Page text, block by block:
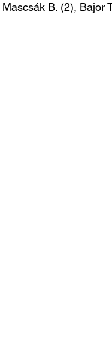
Mascsák B. (2), Bajor